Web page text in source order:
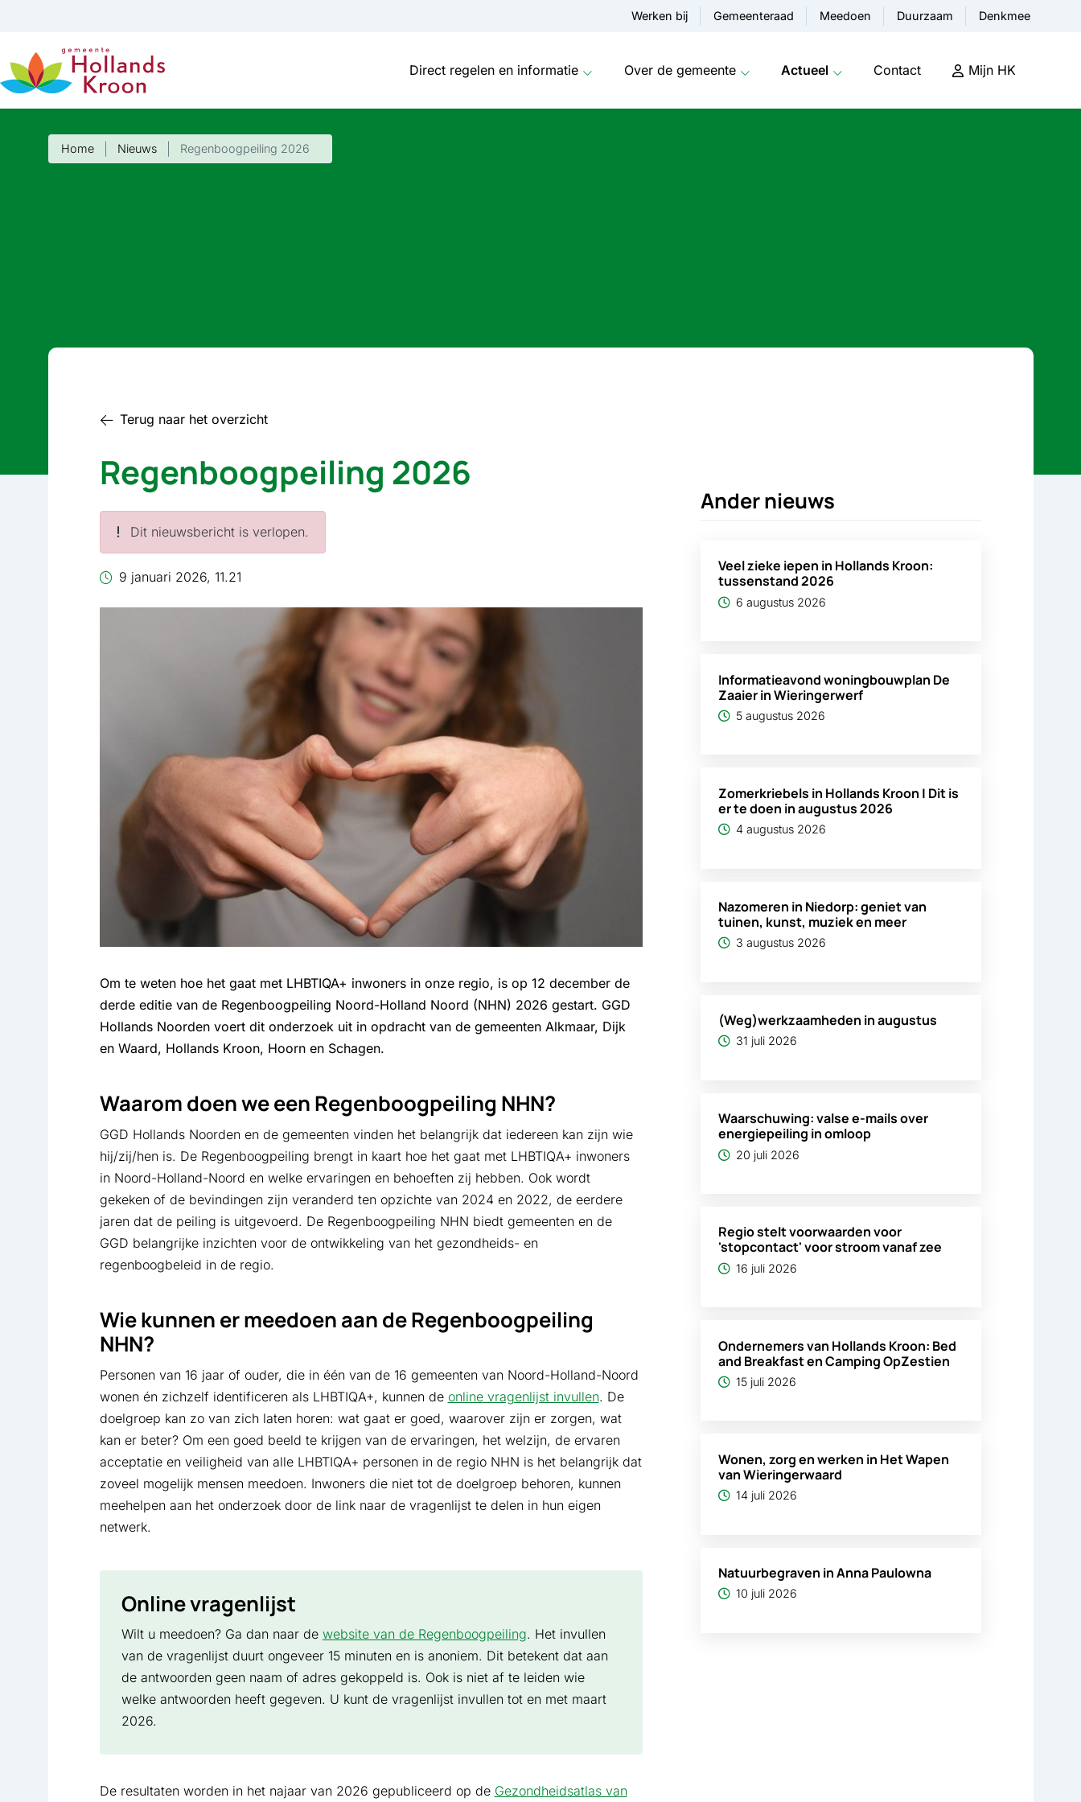
Werken bij Gemeenteraad Meedoen Duurzaam Denkmee
Direct regelen en informatie Over de gemeente Actueel Contact Mijn HK
Home Nieuws Regenboogpeiling 2026
Terug naar het overzicht
Regenboogpeiling 2026
Dit nieuwsbericht is verlopen.
9 januari 2026, 11.21
Om te weten hoe het gaat met LHBTIQA+ inwoners in onze regio, is op 12 december de
derde editie van de Regenboogpeiling Noord-Holland Noord (NHN) 2026 gestart. GGD
Hollands Noorden voert dit onderzoek uit in opdracht van de gemeenten Alkmaar, Dijk
en Waard, Hollands Kroon, Hoorn en Schagen.
Waarom doen we een Regenboogpeiling NHN?
GGD Hollands Noorden en de gemeenten vinden het belangrijk dat iedereen kan zijn wie
hij/zij/hen is. De Regenboogpeiling brengt in kaart hoe het gaat met LHBTIQA+ inwoners
in Noord-Holland-Noord en welke ervaringen en behoeften zij hebben. Ook wordt
gekeken of de bevindingen zijn veranderd ten opzichte van 2024 en 2022, de eerdere
jaren dat de peiling is uitgevoerd. De Regenboogpeiling NHN biedt gemeenten en de
GGD belangrijke inzichten voor de ontwikkeling van het gezondheids- en
regenboogbeleid in de regio.
Wie kunnen er meedoen aan de Regenboogpeiling
NHN?
Personen van 16 jaar of ouder, die in één van de 16 gemeenten van Noord-Holland-Noord
wonen én zichzelf identificeren als LHBTIQA+, kunnen de online vragenlijst invullen. De
doelgroep kan zo van zich laten horen: wat gaat er goed, waarover zijn er zorgen, wat
kan er beter? Om een goed beeld te krijgen van de ervaringen, het welzijn, de ervaren
acceptatie en veiligheid van alle LHBTIQA+ personen in de regio NHN is het belangrijk dat
zoveel mogelijk mensen meedoen. Inwoners die niet tot de doelgroep behoren, kunnen
meehelpen aan het onderzoek door de link naar de vragenlijst te delen in hun eigen
netwerk.
Online vragenlijst
Wilt u meedoen? Ga dan naar de website van de Regenboogpeiling. Het invullen
van de vragenlijst duurt ongeveer 15 minuten en is anoniem. Dit betekent dat aan
de antwoorden geen naam of adres gekoppeld is. Ook is niet af te leiden wie
welke antwoorden heeft gegeven. U kunt de vragenlijst invullen tot en met maart
2026.
De resultaten worden in het najaar van 2026 gepubliceerd op de Gezondheidsatlas van
Ander nieuws
Veel zieke iepen in Hollands Kroon:
tussenstand 2026
6 augustus 2026
Informatieavond woningbouwplan De
Zaaier in Wieringerwerf
5 augustus 2026
Zomerkriebels in Hollands Kroon | Dit is
er te doen in augustus 2026
4 augustus 2026
Nazomeren in Niedorp: geniet van
tuinen, kunst, muziek en meer
3 augustus 2026
(Weg)werkzaamheden in augustus
31 juli 2026
Waarschuwing: valse e-mails over
energiepeiling in omloop
20 juli 2026
Regio stelt voorwaarden voor
'stopcontact' voor stroom vanaf zee
16 juli 2026
Ondernemers van Hollands Kroon: Bed
and Breakfast en Camping OpZestien
15 juli 2026
Wonen, zorg en werken in Het Wapen
van Wieringerwaard
14 juli 2026
Natuurbegraven in Anna Paulowna
10 juli 2026